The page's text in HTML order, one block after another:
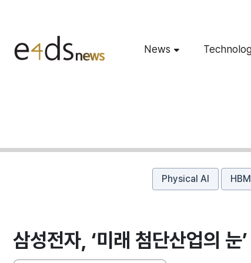
News
Physical AI HBM
삼성전자, ‘미래 첨단산업의 눈